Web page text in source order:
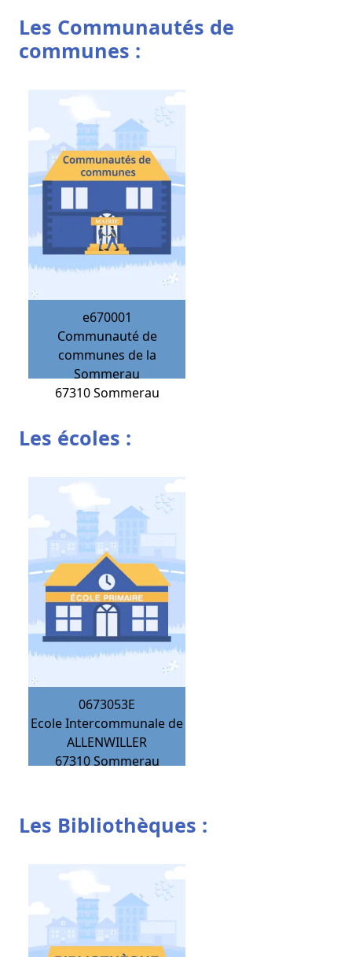
Les Communautés de
communes :
e670001
Communauté de
communes de la
Sommerau
67310 Sommerau
Les écoles :
0673053E
Ecole Intercommunale de
ALLENWILLER
67310 Sommerau
Les Bibliothèques :